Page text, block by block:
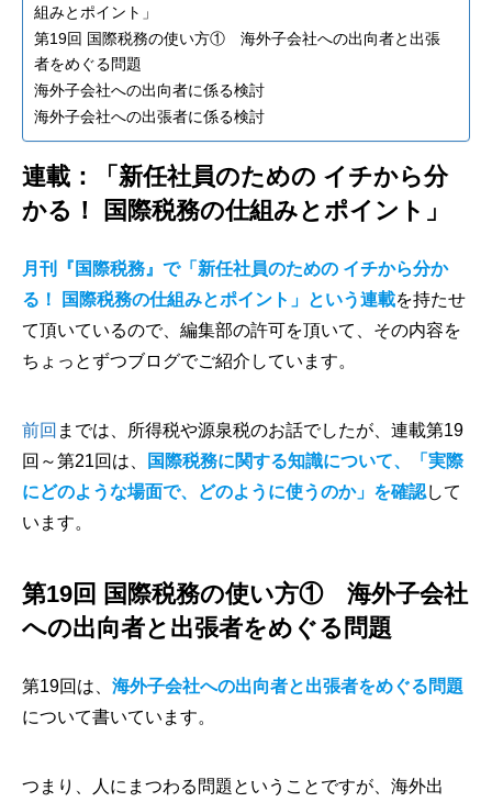
組みとポイント」
第19回 国際税務の使い方① 海外子会社への出向者と出張
者をめぐる問題
海外子会社への出向者に係る検討
海外子会社への出張者に係る検討
連載：「新任社員のための イチから分
かる！ 国際税務の仕組みとポイント」
月刊『国際税務』で「新任社員のための イチから分か
る！ 国際税務の仕組みとポイント」という連載を持たせ
て頂いているので、編集部の許可を頂いて、その内容を
ちょっとずつブログでご紹介しています。
前回 までは、所得税や源泉税のお話でしたが、連載第19
回～第21回は、
国際税務に関する知識について、「実際
にどのような場面で、どのように使うのか」を確認して
います。
第19回 国際税務の使い方① 海外子会社
への出向者と出張者をめぐる問題
第19回は、 海外子会社への出向者と出張者をめぐる問題
について書いています。
つまり、人にまつわる問題ということですが、海外出